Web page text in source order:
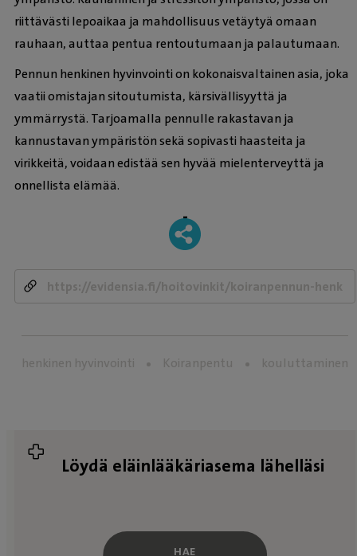
riittävästi lepoaikaa ja mahdollisuus vetäytyä omaan
rauhaan, auttaa pentua rentoutumaan ja palautumaan.
Pennun henkinen hyvinvointi on kokonaisvaltainen asia, joka
vaatii omistajan sitoutumista, kärsivällisyyttä ja
ymmärrystä. Tarjoamalla pennulle rakastavan ja
kannustavan ympäristön sekä sopivasti haasteita ja
virikkeitä, voidaan edistää sen hyvää mielenterveyttä ja
onnellista elämää.
-
henkinen hyvinvointi Koiranpentu kouluttaminen
Löydä eläinlääkäriasema lähelläsi
HAE